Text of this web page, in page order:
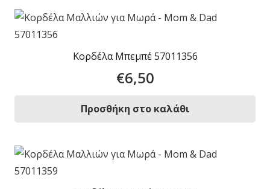
Κορδέλα Μπεμπέ 57011356
€6,50
Προσθήκη στο καλάθι